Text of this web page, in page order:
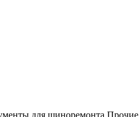
для шиноремонта Прочие